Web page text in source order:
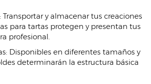
Transportar y almacenar tus creaciones
para tartas protegen y presentan tus
profesional.
Disponibles en diferentes tamaños y
determinarán la estructura básica